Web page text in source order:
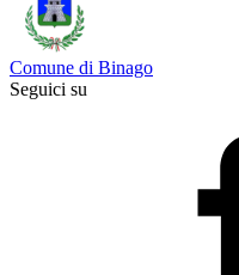
Comune di Binago
Seguici su